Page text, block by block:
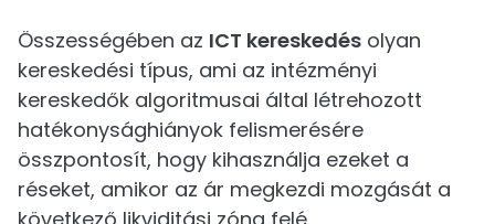
Összességében az ICT kereskedés olyan
kereskedési típus, ami az intézményi
kereskedők algoritmusai által létrehozott
hatékonysághiányok felismerésére
összpontosít, hogy kihasználja ezeket a
réseket, amikor az ár megkezdi mozgását a